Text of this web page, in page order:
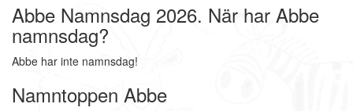
Abbe Namnsdag 2026. När har Abbe
namnsdag?
Abbe har inte namnsdag!
Namntoppen Abbe